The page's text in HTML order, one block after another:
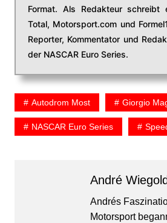
Format. Als Redakteur
Total, Motorsport.com und
Reporter, Kommentator und
der NASCAR Euro Series.
Autodrom Most Giorgio
NASCAR Euro Series
André Wiegold
Andrés
Motorsport